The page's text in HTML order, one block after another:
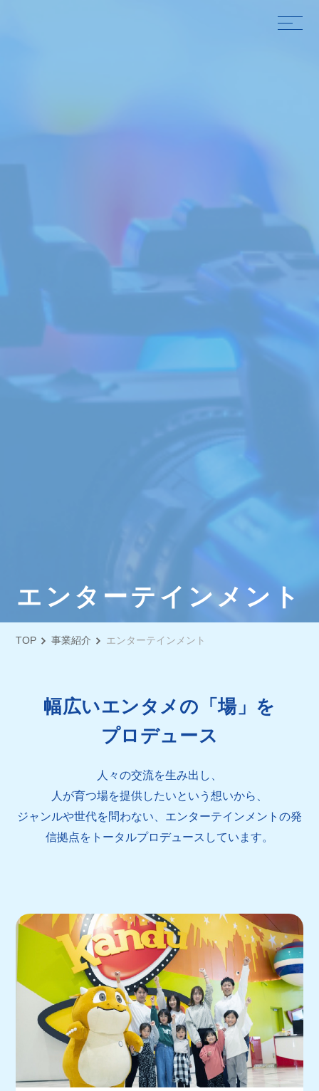
エ ン タ ーテ イ ン メ ン ト
TOP 事業紹介 エンターテインメント
幅広いエンタメの「場」を
プロデュース
人々の交流を生み出し、
人が育つ場を提供したいという想いから、
ジャンルや世代を問わない、エンターテインメントの発
信拠点を トータルプロデュースしています。